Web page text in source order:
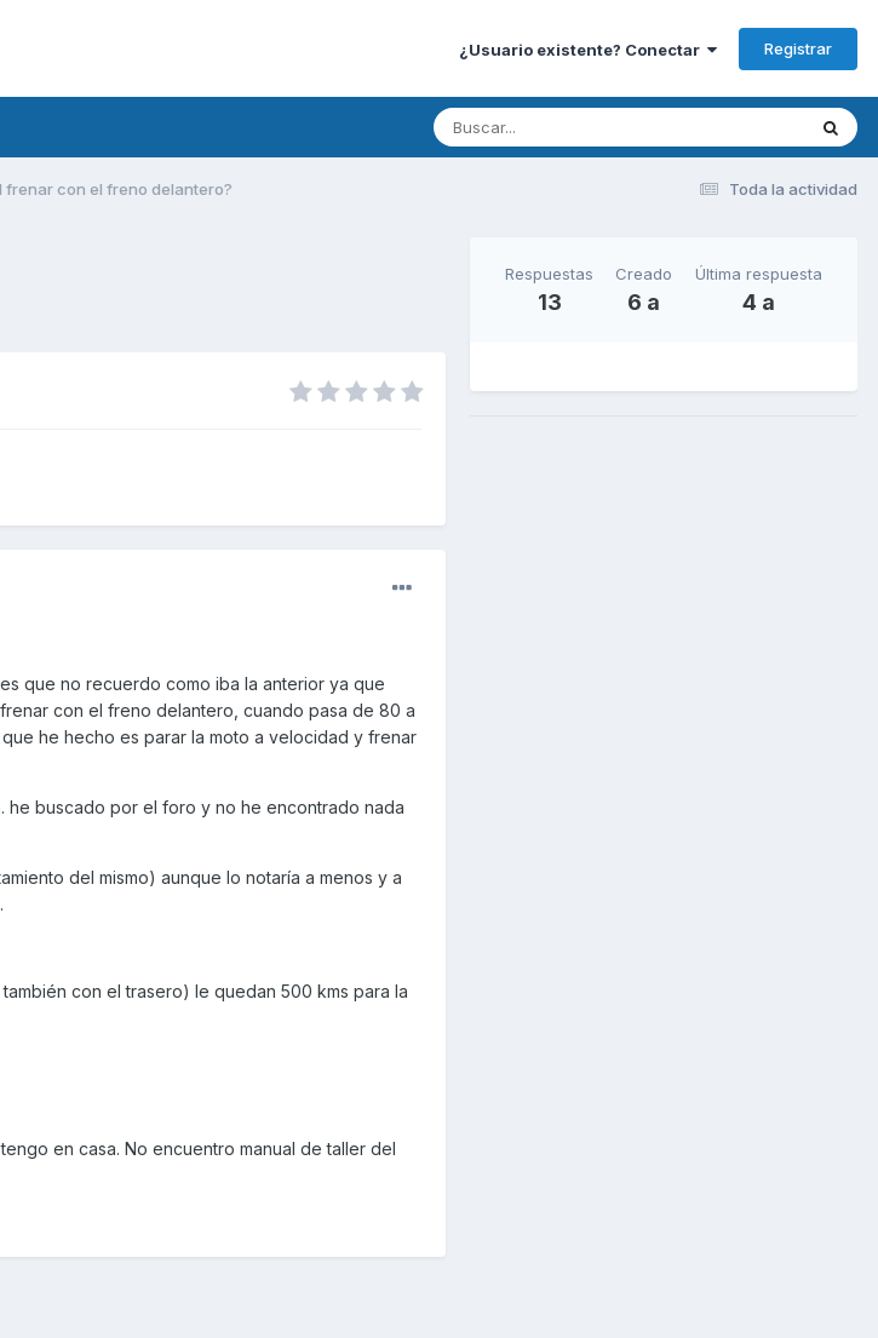
¿Usuario existente? Conectar Registrar
Toda la actividad
frenar con el freno delantero?
que no recuerdo como iba la anterior ya que
con el freno delantero, cuando pasa de 80 a
he hecho es parar la moto a velocidad y frenar
he buscado por el foro y no he encontrado nada
del mismo) aunque lo notaría a menos y a
con el trasero) le quedan 500 kms para la
en casa. No encuentro manual de taller del
Respuestas
13
Creado
6 a
Última respuesta
4 a